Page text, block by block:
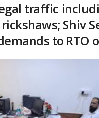
traffic
Shiv
to RTO